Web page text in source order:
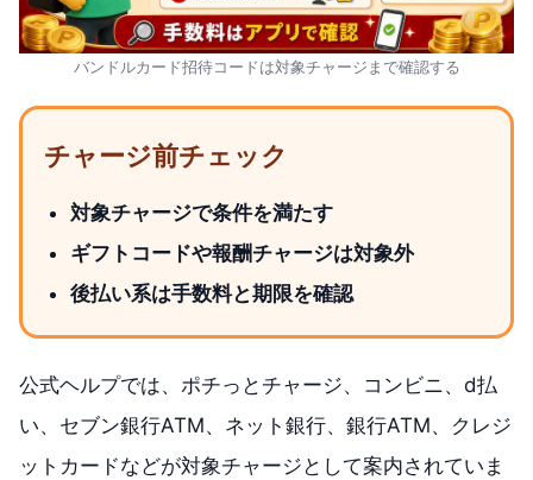
バンドルカード招待コードは対象チャージまで確認する
チャージ前チェック
対象チャージで条件を満たす
ギフトコードや報酬チャージは対象外
後払い系は手数料と期限を確認
公式ヘルプでは、ポチっとチャージ、コンビニ、d払
い、セブン銀行ATM、ネット銀行、銀行ATM、クレジ
ットカードなどが対象チャージとして案内されていま